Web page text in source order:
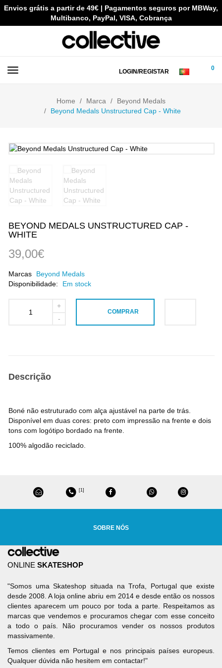
Envios grátis a partir de 49€ | Pagamentos seguros por MBWay,
Multibanco, PayPal, VISA, Cobrança
LOGIN/REGISTAR 0
Home Marca
Beyond Medals
Beyond Medals Unstructured Cap - White
BEYOND MEDALS UNSTRUCTURED CAP -
WHITE
39,00€
Marcas
Beyond Medals
Disponibilidade:
Em stock
COMPRAR
Descrição
Boné não estruturado com alça ajustável na parte de trás.
Disponível em duas cores: preto com impressão na frente e dois
tons com logótipo bordado na frente.
100% algodão reciclado.
[1]
SOBRE NÓS
ONLINE SKATESHOP
"Somos uma Skateshop situada na Trofa, Portugal que existe
desde 2008. A loja online abriu em 2014 e desde então os nossos
clientes aparecem um pouco por toda a parte. Respeitamos as
marcas que vendemos e procuramos chegar com esse conceito
a todo o país. Não procuramos vender os nossos produtos
massivamente.
Temos clientes em Portugal e nos principais países europeus.
Qualquer dúvida não hesitem em contactar!"